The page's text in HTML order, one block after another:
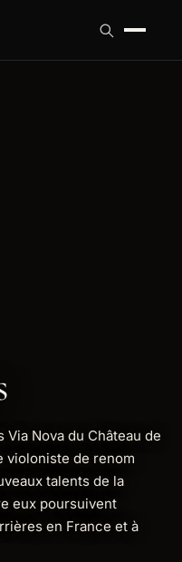
Nova du Château de
violoniste de renom
talents de la
eux poursuivent
en France et à